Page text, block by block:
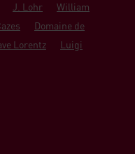
J. Lohr
William
Domaine de
Lorentz
Luigi